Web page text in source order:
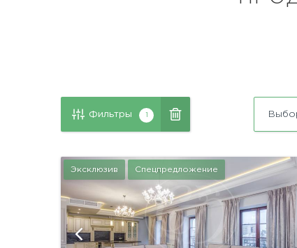
Фильтры
Эксклюзив Спецпредложение
показать ещё 1 фотографию